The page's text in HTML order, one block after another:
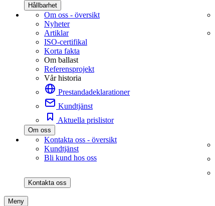
Hållbarhet
Om oss - översikt
Nyheter
Artiklar
ISO-certifikal
Korta fakta
Om ballast
Referensprojekt
Vår historia
Prestandadeklarationer
Kundtjänst
Aktuella prislistor
Om oss
Kontakta oss - översikt
Kundtjänst
Bli kund hos oss
Kontakta oss
Meny